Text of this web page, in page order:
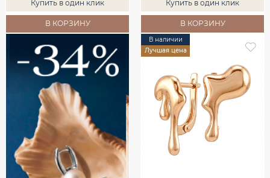
Купить в один клик
В КОРЗИНУ
Купить в один клик
В КОРЗИНУ
В наличии
Лучшая цена